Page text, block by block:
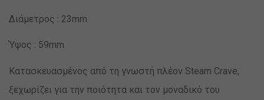
Διάμετρος : 23mm
Ύψος : 59mm
Κατασκευασμένος από τη γνωστή πλέον Steam Crave,
ξεχωρίζει για την ποιότητα και τον μοναδικό του